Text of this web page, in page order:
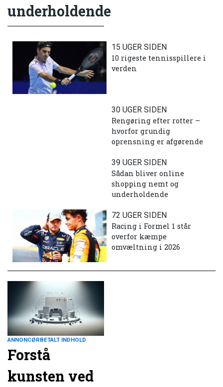
underholdende
15 UGER SIDEN
10 rigeste tennisspillere i
verden
30 UGER SIDEN
Rengøring efter rotter –
hvorfor grundig
oprensning er afgørende
39 UGER SIDEN
Sådan bliver online
shopping nemt og
underholdende
72 UGER SIDEN
Racing i Formel 1 står
overfor kæmpe
omvæltning i 2026
ANNONCØRBETALT INDHOLD
Forstå
kunsten ved